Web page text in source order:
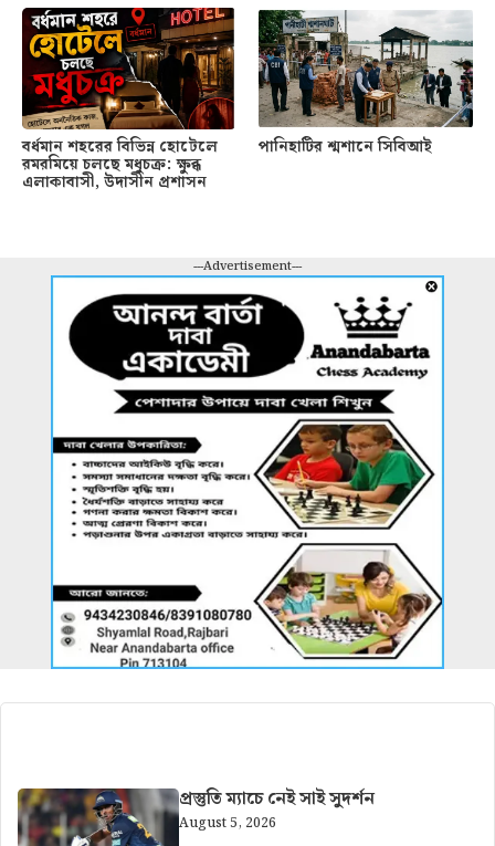
বর্ধমান শহরের বিভিন্ন হোটেলে
রমরমিয়ে চলছে মধুচক্র: ক্ষুব্ধ
এলাকাবাসী, উদাসীন প্রশাসন
পানিহাটির শ্মশানে সিবিআই
---Advertisement---
প্রস্তুতি ম্যাচে নেই সাই সুদর্শন
August 5, 2026